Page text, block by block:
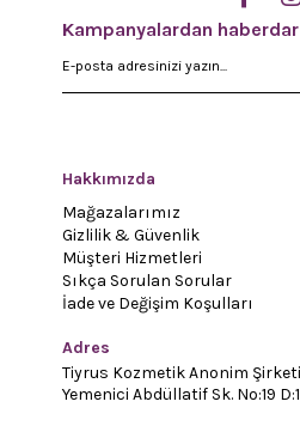
Kampanyalardan
Hakkımızda
Mağazalarımız
Gizlilik & Güvenlik
Müşteri Hizmetleri
Sıkça Sorulan Sorular
İade ve Değişim Koşulları
Adres
Tiyrus Kozmetik Anonim
Yemenici Abdüllatif Sk. No:19